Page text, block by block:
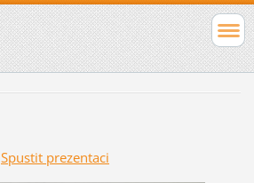
Spustit prezentaci